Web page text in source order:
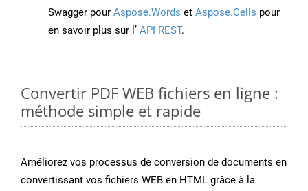
Swagger pour Aspose.Words et Aspose.Cells pour
en savoir plus sur l’ API REST.
Convertir PDF WEB fichiers en ligne :
méthode simple et rapide
Améliorez vos processus de conversion de documents en
convertissant vos fichiers WEB en HTML grâce à la